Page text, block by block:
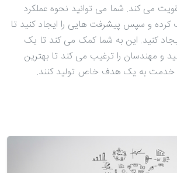
می کند. شما می توانید نحوه عملکرد
و سپس پیشرفت هایی را ایجاد کنید تا
کنید. این به شما کمک می کند تا یک
و مهندسان را ترغیب می کند تا بهترین
خدمت به یک هدف خاص تولید کنند.